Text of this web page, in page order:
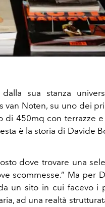
sua stanza
van Noten, su uno dei
450mq con terrazze e
è la storia di Davide
dove trovare una
scommesse.” Ma per
un sito in cui facevo i
ad una realtà